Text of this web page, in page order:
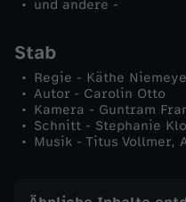
und andere -
Stab
Regie - Käthe
Autor - Carolin Otto
Kamera - Guntram
Schnitt - Stephanie
Musik - Titus Vollmer,